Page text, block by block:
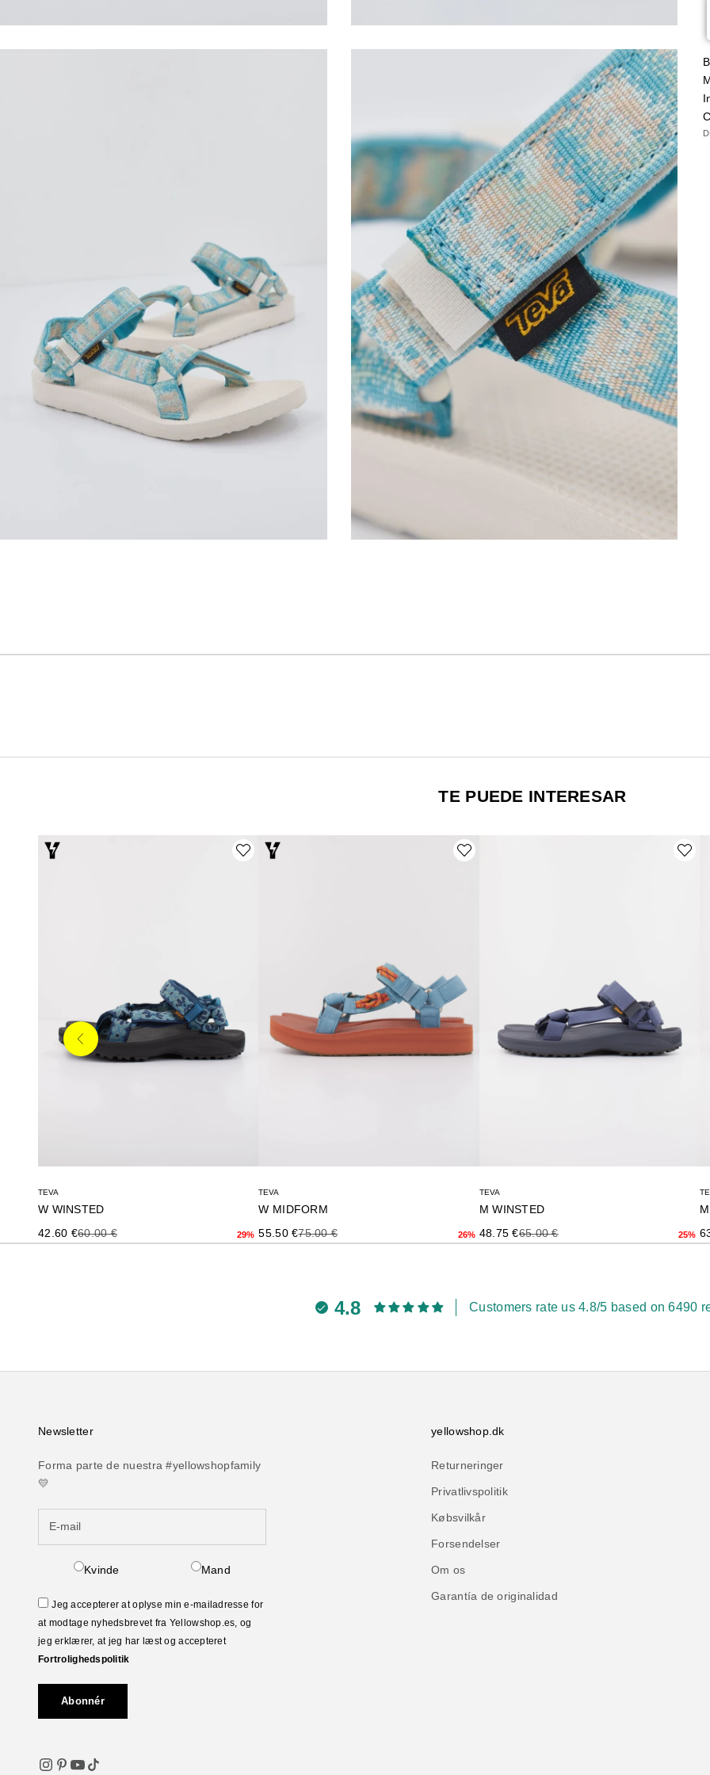
TE PUEDE INTERESAR
TEVA
W WINSTED
Precio de oferta
42.60 €Precio anterior
60.00 € 29%
TEVA
W MIDFORM
Precio de oferta
55.50 €Precio anterior
75.00 € 26%
TEVA
M WINSTED
Precio de oferta
48.75 €Precio anterior
65.00 € 25%
Anterior
4.8 Customers rate us 4.8/5 based on 6490
Newsletter
Forma parte de nuestra #yellowshopfamily
💛
Kvinde Mand
Jeg accepterer at oplyse min e-mailadresse for
at modtage nyhedsbrevet fra Yellowshop.es, og
jeg erklærer, at jeg har læst og accepteret
Fortrolighedspolitik
Abonnér
yellowshop.dk
Returneringer
Privatlivspolitik
Købsvilkår
Forsendelser
Om os
Garantía de originalidad